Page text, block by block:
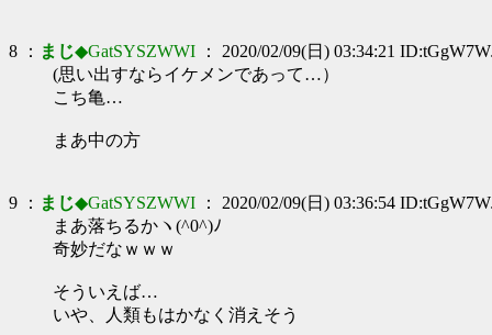
8 ： まじ◆GatSYSZWWI ： 2020/02/09(日) 03:34:21
(思い出すならイケメンであって…）
こち亀…
まあ中の方
9 ： まじ◆GatSYSZWWI ： 2020/02/09(日) 03:36:54
まあ落ちるかヽ(^0^)ﾉ
奇妙だなｗｗｗ
そういえば…
いや、人類もはかなく消えそう